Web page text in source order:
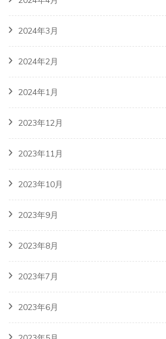
2024年3月
2024年2月
2024年1月
2023年12月
2023年11月
2023年10月
2023年9月
2023年8月
2023年7月
2023年6月